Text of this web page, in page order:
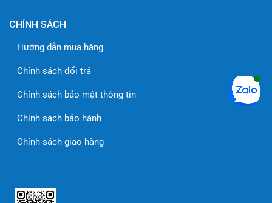
CHÍNH SÁCH
Hướng dẫn mua hàng
Chính sách đổi trả
Chính sách bảo mật thông tin
Chính sách bảo hành
Chính sách giao hàng